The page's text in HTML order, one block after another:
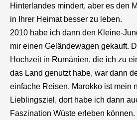
Hinterlandes mindert, aber es den
in Ihrer Heimat besser zu leben.
2010 habe ich dann den Kleine-
mir einen Geländewagen gekauft.
Hochzeit in Rumänien, die ich zu
das Land genutzt habe, war dann
einfache Reisen. Marokko ist mein
Lieblingsziel, dort habe ich dann
Faszination Wüste erleben können.